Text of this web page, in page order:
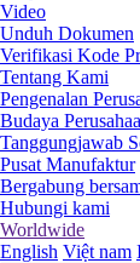
Video
Unduh Dokumen
Verifikasi Kode
Tentang Kami
Pengenalan
Budaya
Tanggungjawab
Pusat Manufaktur
Bergabung
Hubungi kami
Worldwide
English Việt nam